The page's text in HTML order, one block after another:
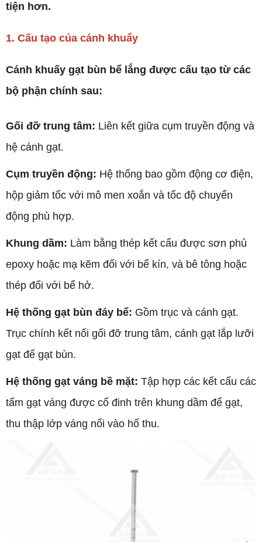
tiện hơn.
1. Cấu tạo của cánh khuẩy
Cánh khuấy gạt bùn bể lắng được cấu tạo từ các
bộ phận chính sau:
Gối đỡ trung tâm: Liên kết giữa cụm truyền động và
hệ cánh gạt.
Cụm truyền động: Hệ thống bao gồm động cơ điện,
hộp giảm tốc với mô men xoắn và tốc độ chuyển
động phù hợp.
Khung dầm: Làm bằng thép kết cấu được sơn phủ
epoxy hoặc mạ kẽm đối với bể kín, và bê tông hoặc
thép đối với bể hở.
Hệ thống gạt bùn đáy bể: Gồm trục và cánh gạt.
Trục chính kết nối gối đỡ trung tâm, cánh gạt lắp lưỡi
gạt để gạt bùn.
Hệ thống gạt váng bề mặt: Tập hợp các kết cấu các
tấm gạt váng được cố đinh trên khung dầm để gạt,
thu thập lớp váng nổi vào hố thu.